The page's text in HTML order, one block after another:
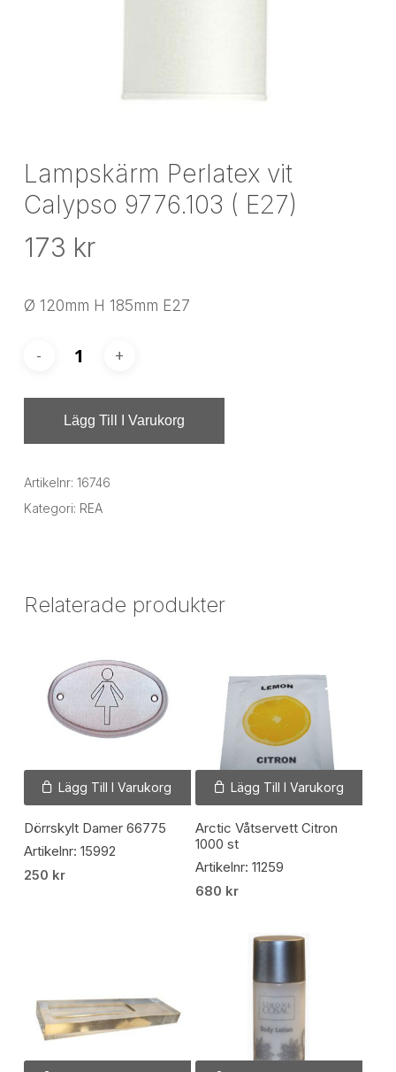
Lampskärm Perlatex vit
Calypso 9776.103 ( E27)
173 kr
Ø 120mm H 185mm E27
Lägg Till I Varukorg
Artikelnr: 16746
Kategori: REA
Relaterade produkter
Lägg Till I Varukorg
Dörrskylt Damer 66775
Artikelnr: 15992
250 kr
Lägg Till I Varukorg
Arctic Våtservett Citron
1000 st
Artikelnr: 11259
680 kr